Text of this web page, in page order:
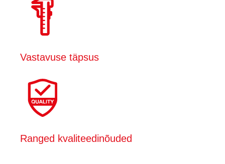
Vastavuse täpsus
Ranged kvaliteedinõuded